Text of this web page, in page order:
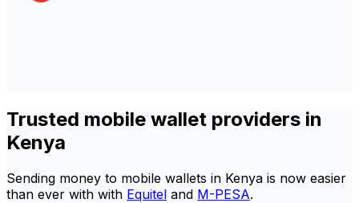
Trusted mobile wallet providers in
Kenya
Sending money to mobile wallets in Kenya is now easier
than ever with with Equitel and M-PESA.